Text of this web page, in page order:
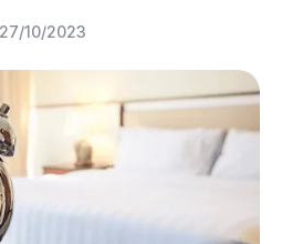
27/10/2023